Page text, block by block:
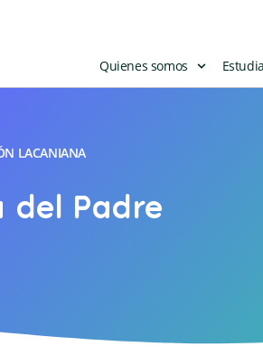
Quienes somos
LACANIANA
del Padre